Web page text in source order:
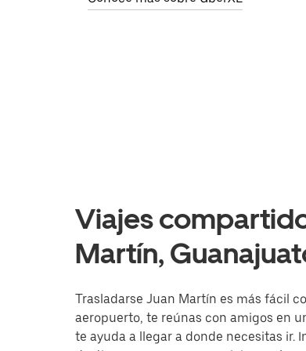
Viajes
Martín,
Trasladarse Juan Martín es más fácil
aeropuerto, te reúnas con amigos en
te ayuda a llegar a donde necesitas ir.